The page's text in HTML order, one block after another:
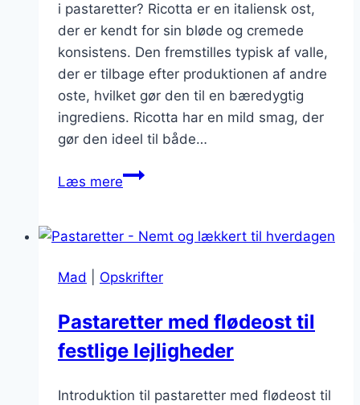
i pastaretter? Ricotta er en italiensk ost,
der er kendt for sin bløde og cremede
konsistens. Den fremstilles typisk af valle,
der er tilbage efter produktionen af andre
oste, hvilket gør den til en bæredygtig
ingrediens. Ricotta har en mild smag, der
gør den ideel til både…
Læs merePastaretter
Cremet
til
pasta
Mad Opskrifter
Pastaretter med flødeost til
festlige lejligheder
Introduktion til pastaretter med flødeost til